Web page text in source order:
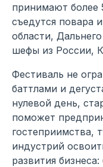
принимают более
съедутся повара
области,
шефы из России,
Фестиваль не
баттлами и
нулевой день,
поможет
гостеприимства,
индустрий
развития